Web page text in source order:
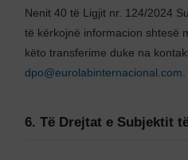
Nenit 40 të Ligjit nr. 124/2024
të kërkojnë informacion shtesë
këto transferime duke na
dpo@eurolabinternacional.com
6. Të Drejtat e Subjektit